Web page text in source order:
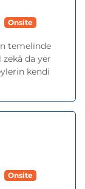
Onsite
temelinde
da yer
kendi
Onsite